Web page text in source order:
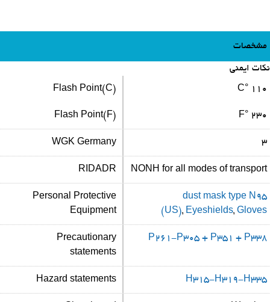
مشخصات
نکات ایمنی
Hazard statements H315-H319-H335
Precautionary
statements
P261-P305 + P351 + P338
Personal Protective
Equipment
dust mask type N95
(US), Eyeshields, Gloves
RIDADR NONH for all modes of transport
WGK Germany 3
Flash Point(F) 230 °F
Flash Point(C) 110 °C